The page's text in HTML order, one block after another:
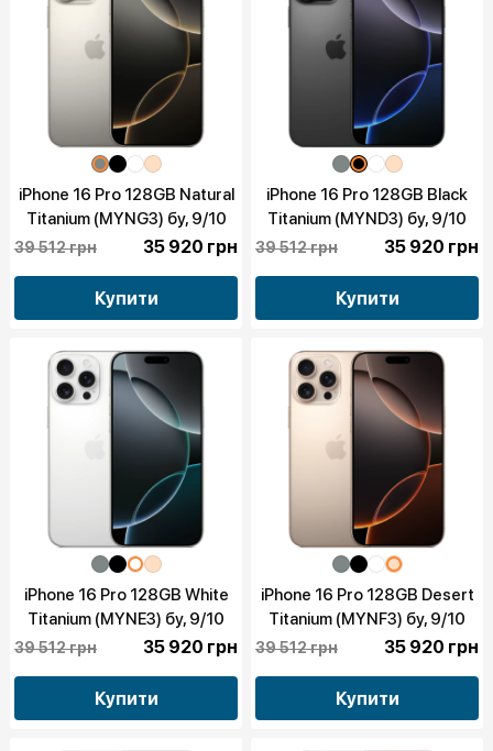
iPhone 16 Pro 128GB Natural
Titanium (MYNG3) бу, 9/10
39 512 грн 35 920 грн
Купити
iPhone 16 Pro 128GB Black
Titanium (MYND3) бу, 9/10
39 512 грн 35 920 грн
Купити
iPhone 16 Pro 128GB White
Titanium (MYNE3) бу, 9/10
39 512 грн 35 920 грн
Купити
iPhone 16 Pro 128GB Desert
Titanium (MYNF3) бу, 9/10
39 512 грн 35 920 грн
Купити